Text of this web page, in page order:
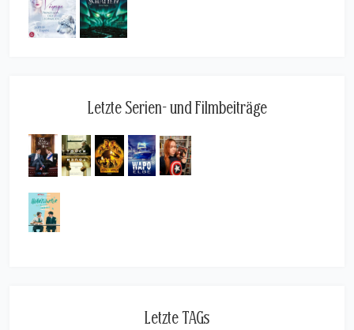
Letzte Serien- und Filmbeiträge
Letzte TAGs